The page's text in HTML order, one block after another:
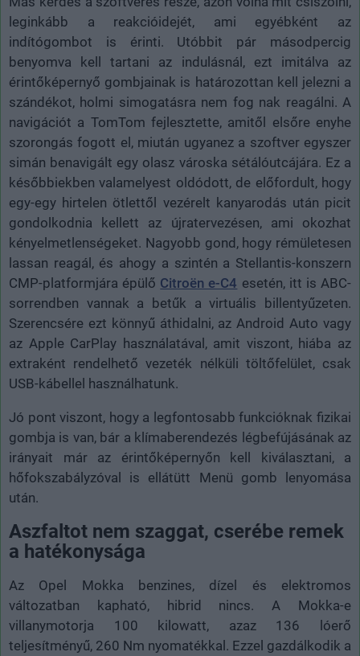
leginkább a reakcióidejét, ami egyébként az
indítógombot is érinti. Utóbbit pár másodpercig
benyomva kell tartani az indulásnál, ezt imitálva az
érintőképernyő gombjainak is határozottan kell jelezni a
szándékot, holmi simogatásra nem fog nak reagálni. A
navigációt a TomTom fejlesztette, amitől elsőre enyhe
szorongás fogott el, miután ugyanez a szoftver egyszer
simán benavigált egy olasz városka sétálóutcájára. Ez a
későbbiekben valamelyest oldódott, de előfordult, hogy
egy-egy hirtelen ötlettől vezérelt kanyarodás után picit
gondolkodnia kellett az újratervezésen, ami okozhat
kényelmetlenségeket. Nagyobb gond, hogy rémületesen
lassan reagál, és ahogy a szintén a Stellantis-konszern
CMP-platformjára épülő Citroën e-C4 esetén, itt is ABC-
sorrendben vannak a betűk a virtuális billentyűzeten.
Szerencsére ezt könnyű áthidalni, az Android Auto vagy
az Apple CarPlay használatával, amit viszont, hiába az
extraként rendelhető vezeték nélküli töltőfelület, csak
USB-kábellel használhatunk.
Jó pont viszont, hogy a legfontosabb funkcióknak fizikai
gombja is van, bár a klímaberendezés légbefújásának az
irányait már az érintőképernyőn kell kiválasztani, a
hőfokszabályzóval is ellátütt Menü gomb lenyomása
után.
Aszfaltot nem szaggat, cserébe remek
a hatékonysága
Az Opel Mokka benzines, dízel és elektromos
változatban kapható, hibrid nincs. A Mokka-e
villanymotorja 100 kilowatt, azaz 136 lóerő
teljesítményű, 260 Nm nyomatékkal. Ezzel gazdálkodik a